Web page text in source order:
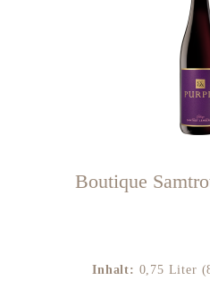
Boutique
Inhalt: 0,75 Liter